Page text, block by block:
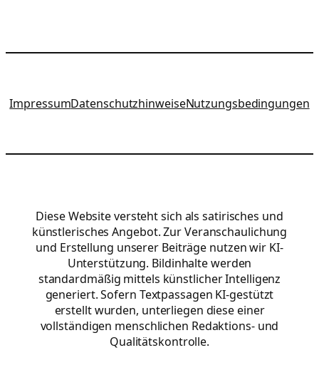
ImpressumDatenschutzhinweiseNutzungsbedingungen
Diese Website versteht sich als satirisches und
künstlerisches Angebot. Zur Veranschaulichung
und Erstellung unserer Beiträge nutzen wir KI-
Unterstützung. Bildinhalte werden
standardmäßig mittels künstlicher Intelligenz
generiert. Sofern Textpassagen KI-gestützt
erstellt wurden, unterliegen diese einer
vollständigen menschlichen Redaktions- und
Qualitätskontrolle.